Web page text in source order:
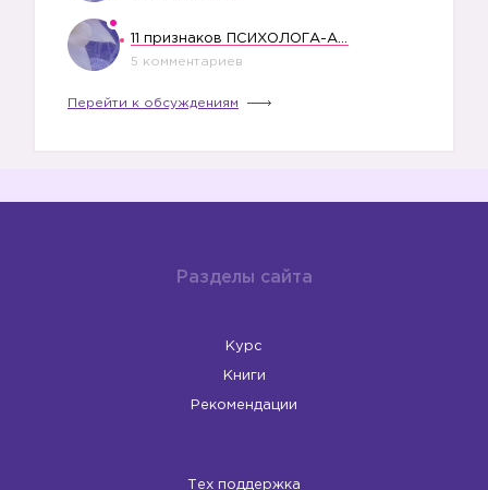
5 комментариев
Перейти к обсуждениям
Разделы сайта
Курс
Книги
Рекомендации
Тех поддержка